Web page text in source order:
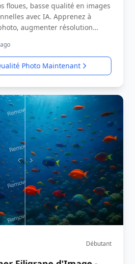
floues, basse qualité en images
avec IA. Apprenez à
augmenter résolution
Photo Maintenant
Débutant